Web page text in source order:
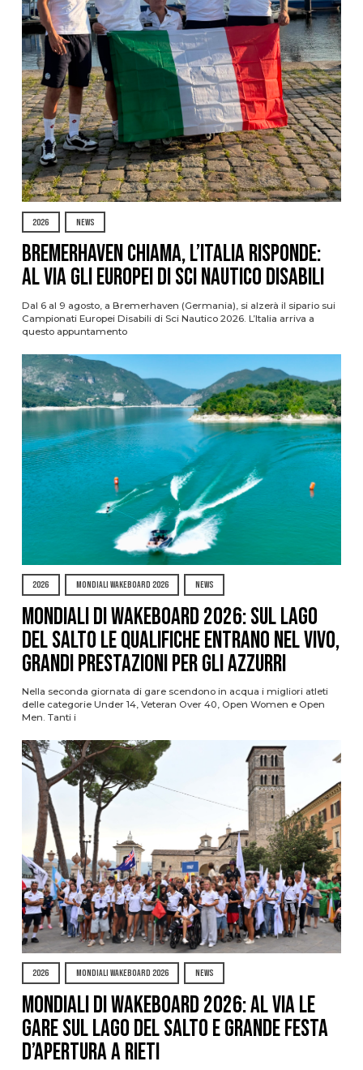
2026 NEWS
Bremerhaven chiama, l’Italia risponde:
al via gli Europei di Sci Nautico Disabili
Dal 6 al 9 agosto, a Bremerhaven (Germania), si alzerà il sipario sui
Campionati Europei Disabili di Sci Nautico 2026. L’Italia arriva a
questo appuntamento
2026 MONDIALI WAKEBOARD 2026 NEWS
Mondiali di Wakeboard 2026: sul Lago
del Salto le qualifiche entrano nel vivo,
grandi prestazioni per gli azzurri
Nella seconda giornata di gare scendono in acqua i migliori atleti
delle categorie Under 14, Veteran Over 40, Open Women e Open
Men. Tanti i
2026 MONDIALI WAKEBOARD 2026 NEWS
Mondiali di Wakeboard 2026: al via le
gare sul Lago del Salto e grande festa
d’apertura a Rieti